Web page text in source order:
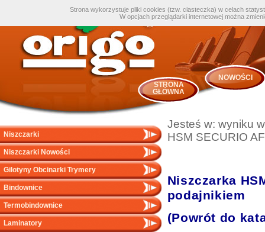
Strona wykorzystuje pliki cookies (tzw. ciasteczka) w celach
W opcjach przeglądarki internetowej można
STRONA
GŁÓWNA
NOWOŚCI
Niszczarki
Niszczarki Nowości
Gilotyny Obcinarki Trymery
Bindownice
Termobindownice
Laminatory
Jesteś w: wyniku
HSM SECURIO AF
Niszczarka
podajnikiem
(Powrót do